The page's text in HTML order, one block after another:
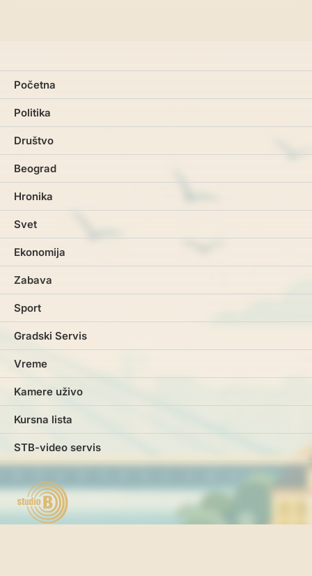
Početna
Politika
Društvo
Beograd
Hronika
Svet
Ekonomija
Zabava
Sport
Gradski Servis
Vreme
Kamere uživo
Kursna lista
STB-video servis